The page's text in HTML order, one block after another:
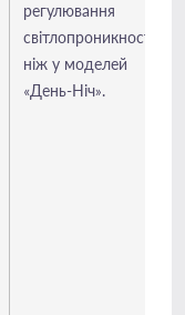
регулювання
світлопроникності,
ніж у моделей
«День-Ніч».